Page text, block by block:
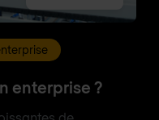
enterprise ?